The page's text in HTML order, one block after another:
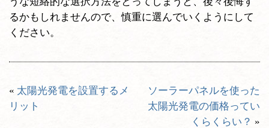
るかもしれませんので、慎重に選んでいくようにして
ください。
« 太陽光発電を設置するメ
リット
ソーラーパネルを使った
太陽光発電の価格ってい
くらくらい？ »